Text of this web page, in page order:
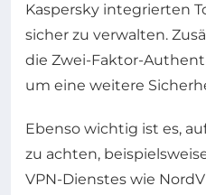
Kaspersky integrierten
sicher zu verwalten.
die Zwei-Faktor-
um eine weitere
Ebenso wichtig ist es,
zu achten,
VPN-Dienstes wie